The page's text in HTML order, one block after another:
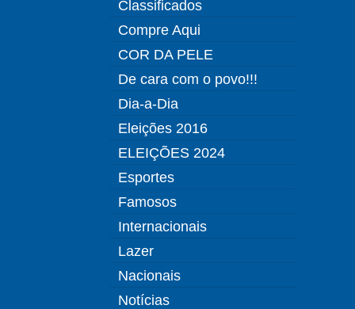
Classificados
Compre Aqui
COR DA PELE
De cara com o povo!!!
Dia-a-Dia
Eleições 2016
ELEIÇÕES 2024
Esportes
Famosos
Internacionais
Lazer
Nacionais
Notícias